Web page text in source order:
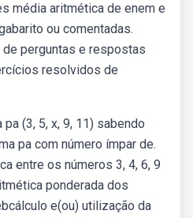
média aritmética de enem e
ou comentadas.
perguntas e respostas
resolvidos de
(3, 5, x, 9, 11) sabendo
pa com número ímpar de.
entre os números 3, 4, 6, 9
ponderada dos
e(ou) utilização da